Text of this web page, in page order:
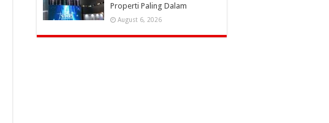
Properti Paling Dalam
August 6, 2026